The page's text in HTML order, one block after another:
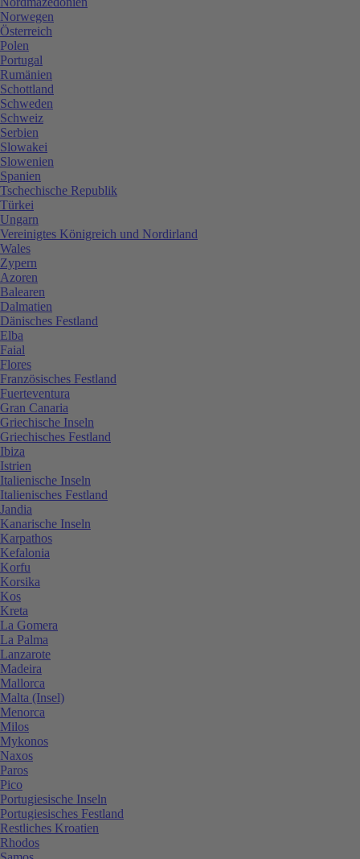
Norwegen
Österreich
Polen
Portugal
Rumänien
Schottland
Schweden
Schweiz
Serbien
Slowakei
Slowenien
Spanien
Tschechische Republik
Türkei
Ungarn
Vereinigtes Königreich und Nordirland
Wales
Zypern
Azoren
Balearen
Dalmatien
Dänisches Festland
Elba
Faial
Flores
Französisches Festland
Fuerteventura
Gran Canaria
Griechische Inseln
Griechisches Festland
Ibiza
Istrien
Italienische Inseln
Italienisches Festland
Jandia
Kanarische Inseln
Karpathos
Kefalonia
Korfu
Korsika
Kos
Kreta
La Gomera
La Palma
Lanzarote
Madeira
Mallorca
Malta (Insel)
Menorca
Milos
Mykonos
Naxos
Paros
Pico
Portugiesische Inseln
Portugiesisches Festland
Restliches Kroatien
Rhodos